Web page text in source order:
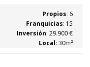
venta o diversificación de
Propios: 6
Franquicias: 15
Inversión: 29.900 €
Local: 30m²